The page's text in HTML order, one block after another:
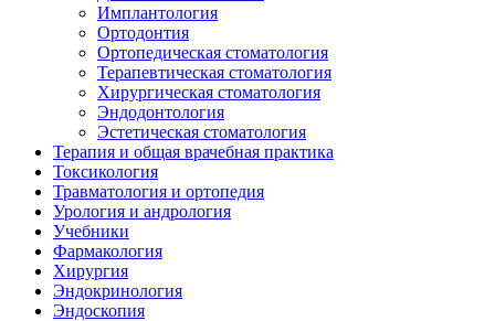
Имплантология
Ортодонтия
Ортопедическая стоматология
Терапевтическая стоматология
Хирургическая стоматология
Эндодонтология
Эстетическая стоматология
Терапия и общая врачебная практика
Токсикология
Травматология и ортопедия
Урология и андрология
Учебники
Фармакология
Хирургия
Эндокринология
Эндоскопия